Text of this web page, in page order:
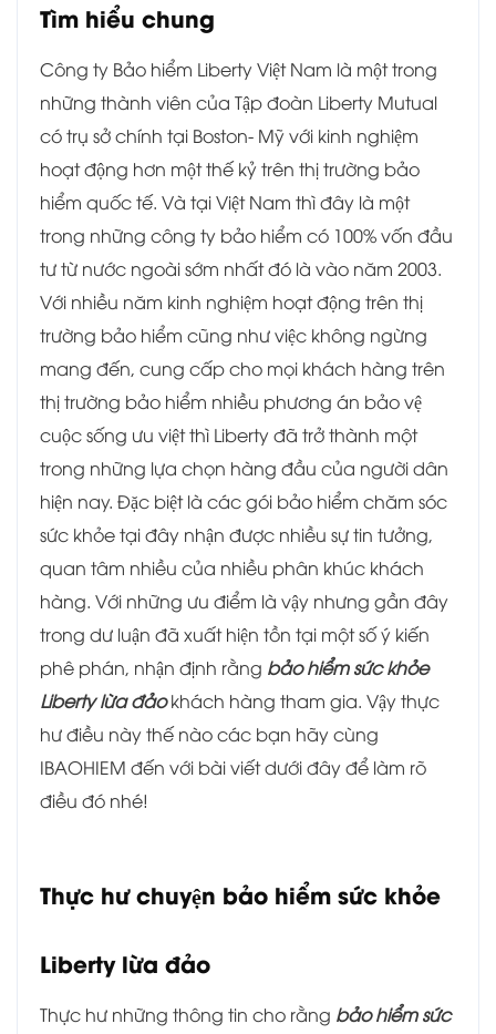
Tìm hiểu chung
Công ty Bảo hiểm Liberty Việt Nam là một trong
những thành viên của Tập đoàn Liberty Mutual
có trụ sở chính tại Boston- Mỹ với kinh nghiệm
hoạt động hơn một thế kỷ trên thị trường bảo
hiểm quốc tế. Và tại Việt Nam thì đây là một
trong những công ty bảo hiểm có 100% vốn đầu
tư từ nước ngoài sớm nhất đó là vào năm 2003.
Với nhiều năm kinh nghiệm hoạt động trên thị
trường bảo hiểm cũng như việc không ngừng
mang đến, cung cấp cho mọi khách hàng trên
thị trường bảo hiểm nhiều phương án bảo vệ
cuộc sống ưu việt thì Liberty đã trở thành một
trong những lựa chọn hàng đầu của người dân
hiện nay. Đặc biệt là các gói bảo hiểm chăm sóc
sức khỏe tại đây nhận được nhiều sự tin tưởng,
quan tâm nhiều của nhiều phân khúc khách
hàng. Với những ưu điểm là vậy nhưng gần đây
trong dư luận đã xuất hiện tồn tại một số ý kiến
phê phán, nhận định rằng bảo hiểm sức khỏe
Liberty lừa đảokhách hàng tham gia. Vậy thực
hư điều này thế nào các bạn hãy cùng
IBAOHIEM đến với bài viết dưới đây để làm rõ
điều đó nhé!
Thực hư chuyện bảo hiểm sức khỏe
Liberty lừa đảo
Thực hư những thông tin cho rằng bảo hiểm sức